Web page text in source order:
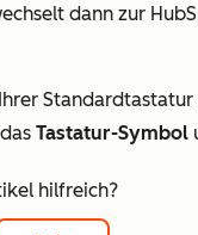
dann zur
Standardtastatur
Tastatur-Symbol
hilfreich?